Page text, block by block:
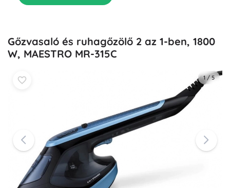
Gőzvasaló és ruhagőzölő 2 az 1-ben, 1800
W, MAESTRO MR-315C
1/5